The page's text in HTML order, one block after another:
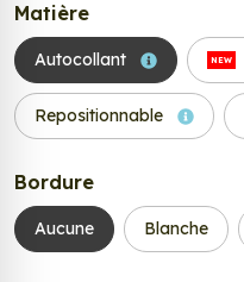
Matière
Autocollant NEW
Repositionnable
Bordure
Aucune Blanche